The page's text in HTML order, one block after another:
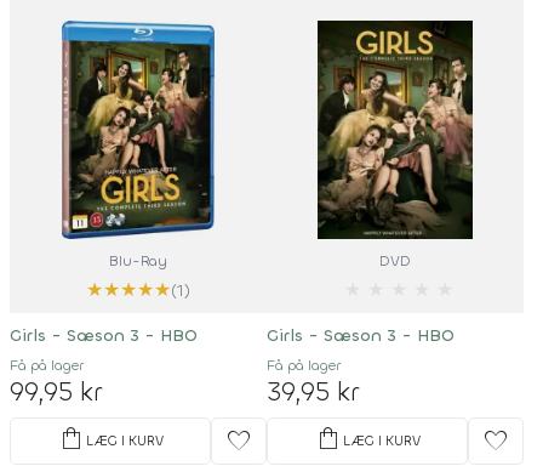
Blu-Ray
★★★★★(1)
Girls - Sæson 3 - HBO
Få på lager
99,95 kr
shopping_bag LÆG I KURV favorite
DVD
Girls - Sæson 3 - HBO
Få på lager
39,95 kr
shopping_bag LÆG I KURV favorite